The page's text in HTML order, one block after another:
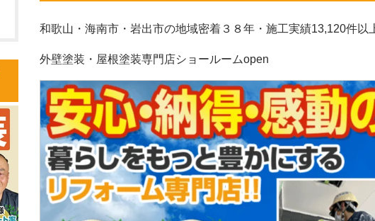
和歌山・海南市・岩出市の地域密着３８年・施工実績13,120件以
外壁塗装・屋根塗装専門店ショールームopen